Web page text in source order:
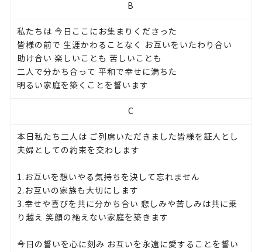
B
私たちは 今日ここにお集まりくださった
皆様の前で 生涯かわることなく お互いをいたわり合い
助け合い 楽しいことも 苦しいことも
二人で分かち合って 平和で幸せに満ちた
明るい家庭を築くことを誓います
C
本日私たち二人は ご列席いただきました皆様を証人とし
夫婦としての約束を交わします
1.お互いを想いやる気持ちを決して忘れません
2.お互いの家族も大切にします
3.幸せや喜びを共に分かち合い 悲しみや苦しみは共に乗
り越え 笑顔の絶えない家庭を築きます
今日の誓いを心に刻み お互いを永遠に愛することを誓い